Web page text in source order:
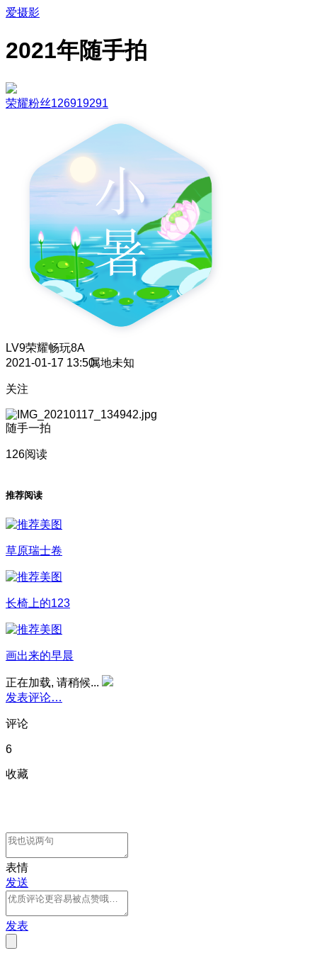
爱摄影
2021年随手拍
荣耀粉丝126919291
LV9荣耀畅玩8A
2021-01-17 13:50属地未知
关注
随手一拍
126阅读
推荐阅读
草原瑞士卷
长椅上的123
画出来的早晨
正在加载, 请稍候...
发表评论…
评论
6
收藏
表情
发送
发表